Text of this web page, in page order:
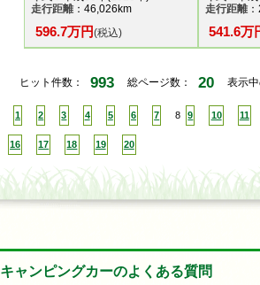
走行距離：46,026km
596.7万円(税込)
走行距離
541.6万
ヒット件数： 993 総ページ数： 20 表示
1 2 3 4 5 6 7 8 9 10 11
16 17 18 19 20
キャンピングカーのよくある質問